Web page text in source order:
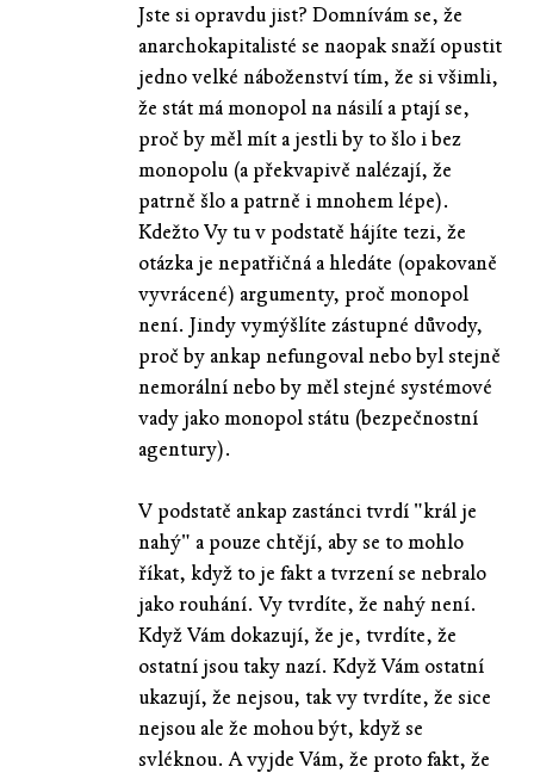
Jste si opravdu jist? Domnívám se, že
anarchokapitalisté se naopak snaží opustit
jedno velké náboženství tím, že si všimli,
že stát má monopol na násilí a ptají se,
proč by měl mít a jestli by to šlo i bez
monopolu (a překvapivě nalézají, že
patrně šlo a patrně i mnohem lépe).
Kdežto Vy tu v podstatě hájíte tezi, že
otázka je nepatřičná a hledáte (opakovaně
vyvrácené) argumenty, proč monopol
není. Jindy vymýšlíte zástupné důvody,
proč by ankap nefungoval nebo byl stejně
nemorální nebo by měl stejné systémové
vady jako monopol státu (bezpečnostní
agentury).
V podstatě ankap zastánci tvrdí "král je
nahý" a pouze chtějí, aby se to mohlo
říkat, když to je fakt a tvrzení se nebralo
jako rouhání. Vy tvrdíte, že nahý není.
Když Vám dokazují, že je, tvrdíte, že
ostatní jsou taky nazí. Když Vám ostatní
ukazují, že nejsou, tak vy tvrdíte, že sice
nejsou ale že mohou být, když se
svléknou. A vyjde Vám, že proto fakt, že